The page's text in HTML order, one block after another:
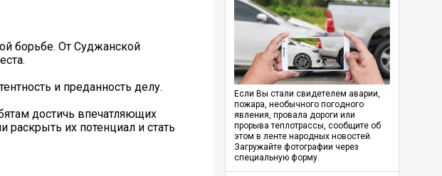
борьбе. От Суджанской
и преданность делу.
достичь впечатляющих
их потенциал и стать
Если Вы стали свидетелем аварии,
пожара, необычного погодного
явления, провала дороги или
прорыва теплотрассы, сообщите об
этом в ленте народных новостей.
Загружайте фотографии через
специальную форму.